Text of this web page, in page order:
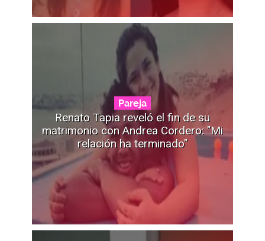
Pareja
Renato Tapia reveló el fin de su
matrimonio con Andrea Cordero: "Mi
relación ha terminado"